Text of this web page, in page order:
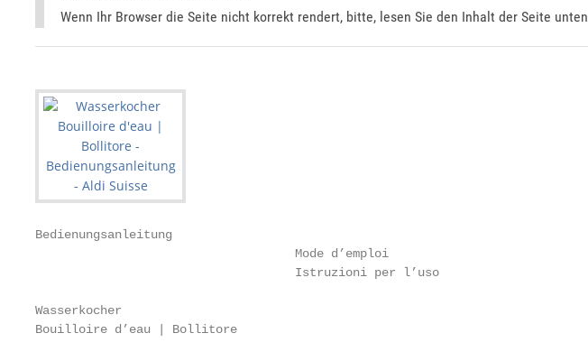
Wenn Ihr Browser die Seite nicht korrekt rendert, bitte, lesen Sie den Inhalt der Seite unten
Bedienungsanleitung
                                    Mode d’emploi
                                    Istruzioni per l’uso
Wasserkocher
Bouilloire d’eau | Bollitore